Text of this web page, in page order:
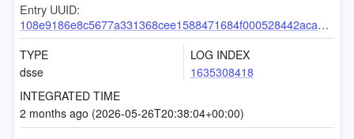
Entry UUID:
108e9186e8c5677a331368cee1588471684f000528442acab64e0ab5bbdf659d03e37e6ef2c349e1
TYPE
dsse
LOG INDEX
1635308418
INTEGRATED TIME
2 months ago (2026-05-26T20:38:04+00:00)